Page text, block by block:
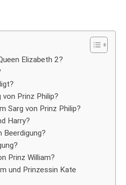
Elizabeth 2?
Prinz Philip?
Sarg von Prinz Philip?
Harry?
Beerdigung?
Prinz William?
und Prinzessin Kate